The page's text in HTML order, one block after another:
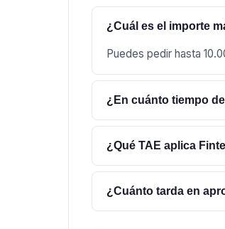
¿Cuál es el importe
Puedes pedir hasta
¿En cuánto tiempo
¿Qué TAE aplica
¿Cuánto tarda en